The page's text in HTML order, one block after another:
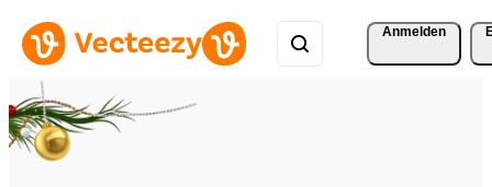
Anmelden